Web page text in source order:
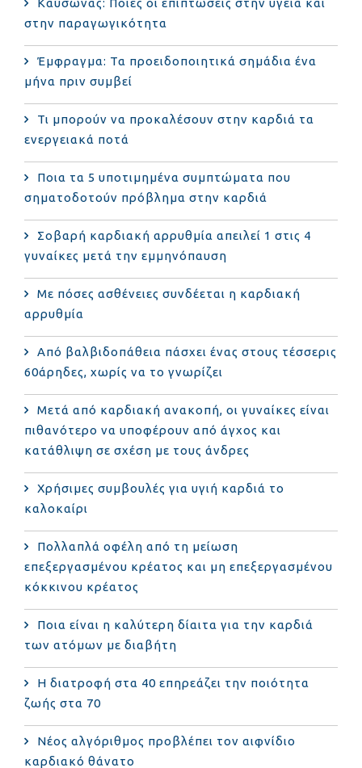
Καύσωνας: Ποιες οι επιπτώσεις στην υγεία και
στην παραγωγικότητα
Έμφραγμα: Τα προειδοποιητικά σημάδια ένα
μήνα πριν συμβεί
Τι μπορούν να προκαλέσουν στην καρδιά τα
ενεργειακά ποτά
Ποια τα 5 υποτιμημένα συμπτώματα που
σηματοδοτούν πρόβλημα στην καρδιά
Σοβαρή καρδιακή αρρυθμία απειλεί 1 στις 4
γυναίκες μετά την εμμηνόπαυση
Με πόσες ασθένειες συνδέεται η καρδιακή
αρρυθμία
Από βαλβιδοπάθεια πάσχει ένας στους τέσσερις
60άρηδες, χωρίς να το γνωρίζει
Μετά από καρδιακή ανακοπή, οι γυναίκες είναι
πιθανότερο να υποφέρουν από άγχος και
κατάθλιψη σε σχέση με τους άνδρες
Χρήσιμες συμβουλές για υγιή καρδιά το
καλοκαίρι
Πολλαπλά οφέλη από τη μείωση
επεξεργασμένου κρέατος και μη επεξεργασμένου
κόκκινου κρέατος
Ποια είναι η καλύτερη δίαιτα για την καρδιά
των ατόμων με διαβήτη
Η διατροφή στα 40 επηρεάζει την ποιότητα
ζωής στα 70
Νέος αλγόριθμος προβλέπει τον αιφνίδιο
καρδιακό θάνατο